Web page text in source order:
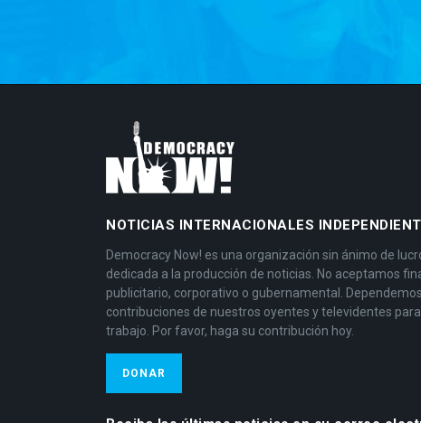
NOTICIAS INTERNACIONALES
Democracy Now! es una organización sin ánimo de
dedicada a la producción de noticias. No aceptamos
publicitario, corporativo o gubernamental.
contribuciones de nuestros oyentes y televidentes
trabajo. Por favor, haga su contribución hoy.
DONAR